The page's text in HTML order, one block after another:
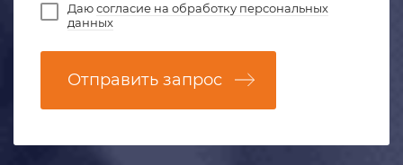
Даюсогласие на обработку персональных
данных
Отправить запрос